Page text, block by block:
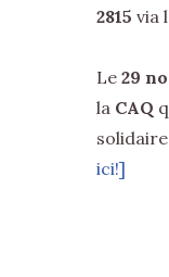
2815 via
Le 29
la CAQ
ici!]